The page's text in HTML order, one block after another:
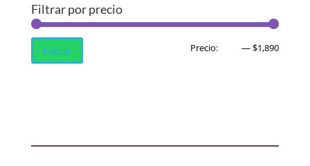
Filtrar por precio
Precio
Precio
Filtrar Precio: —$1,890